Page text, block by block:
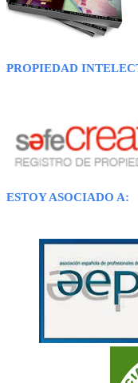
PROPIEDAD
ESTOY ASOCIADO A: